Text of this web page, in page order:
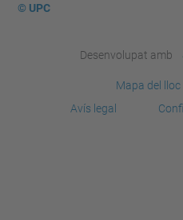
© UPC
Desenvolupat amb
Mapa del lloc
Avís legal